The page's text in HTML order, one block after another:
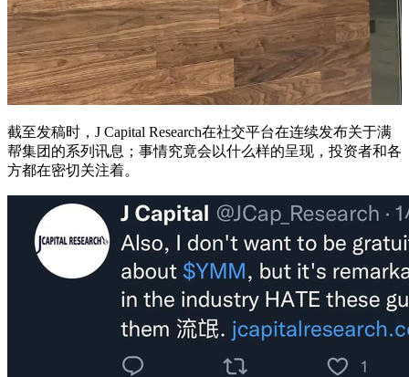
截至发稿时，J Capital Research在社交平台在连续发布关于满
帮集团的系列讯息；事情究竟会以什么样的呈现，投资者和各
方都在密切关注着。